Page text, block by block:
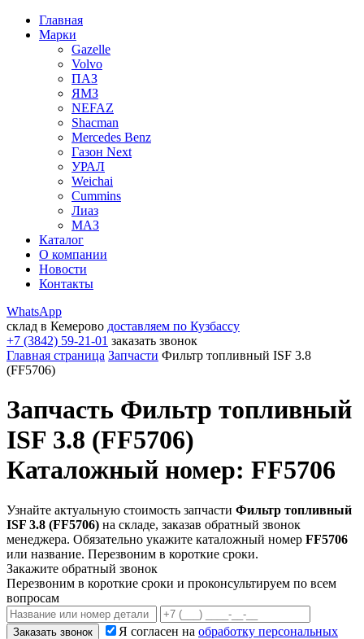
Главная
Марки
Gazelle
Volvo
ПАЗ
ЯМЗ
NEFAZ
Shacman
Mercedes Benz
Газон Next
УРАЛ
Weichai
Cummins
Лиаз
МАЗ
Каталог
О компании
Новости
Контакты
WhatsApp
склад в Кемерово доставляем по Кузбассу
+7 (3842) 59-21-01 заказать звонок
Главная страница Запчасти Фильтр топливный ISF 3.8
(FF5706)
Запчасть Фильтр топливный
ISF 3.8 (FF5706)
Каталожный номер: FF5706
Узнайте актуальную стоимость запчасти Фильтр топливный
ISF 3.8 (FF5706) на складе, заказав обратный звонок
менеджера. Обязательно укажите каталожный номер FF5706
или название. Перезвоним в короткие сроки.
Закажите обратный звонок
Перезвоним в короткие сроки и проконсультируем по всем
вопросам
Заказать звонок Я согласен на обработку персональных